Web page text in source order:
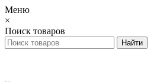
Меню
×
Поиск товаров